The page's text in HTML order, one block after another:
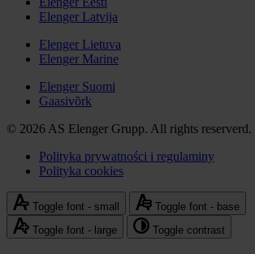
media
społecznościowe
Stopka
Elenger
international
Elenger Latvija
Elenger Lietuva
Elenger Marine
Elenger Suomi
Gaasivõrk
© 2026 AS Elenger Grupp. All rights reserverd.
Stopka
-
polityka
prywatności
Polityka prywatności i regulaminy
Polityka cookies
Toggle font - small
Toggle font - base
Toggle font - large
Toggle contrast